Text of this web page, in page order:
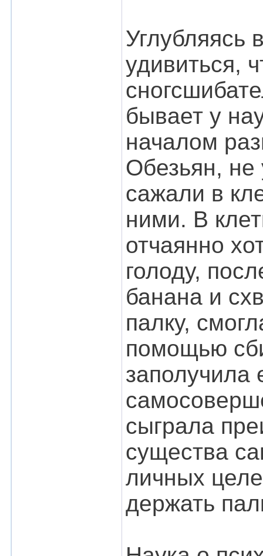
Углубляясь
удивиться,
бывает у
началом
Обезьян,
сажали в
ними. В
отчаянно
голоду,
банана и
палку,
помощью
заполучила
сыграла
существа
личных
держать